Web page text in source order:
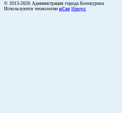
© 2013-2026 Администрация города Белокуриха
Используются технологии uCoz Наверх